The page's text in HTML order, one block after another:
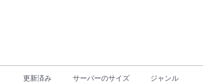
更新済み
サーバーのサイズ
ジャンル